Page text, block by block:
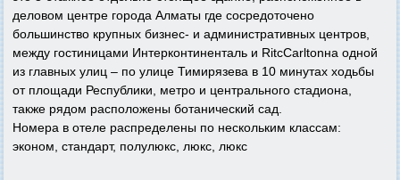
деловом центре города Алматы где сосредоточено
большинство крупных бизнес- и административных центров,
между гостиницами Интерконтиненталь и RitcCarltonна одной
из главных улиц – по улице Тимирязева в 10 минутах ходьбы
от площади Республики, метро и центрального стадиона,
также рядом расположены ботанический сад.
Номера в отеле распределены по нескольким классам:
эконом, стандарт, полулюкс, люкс, люкс